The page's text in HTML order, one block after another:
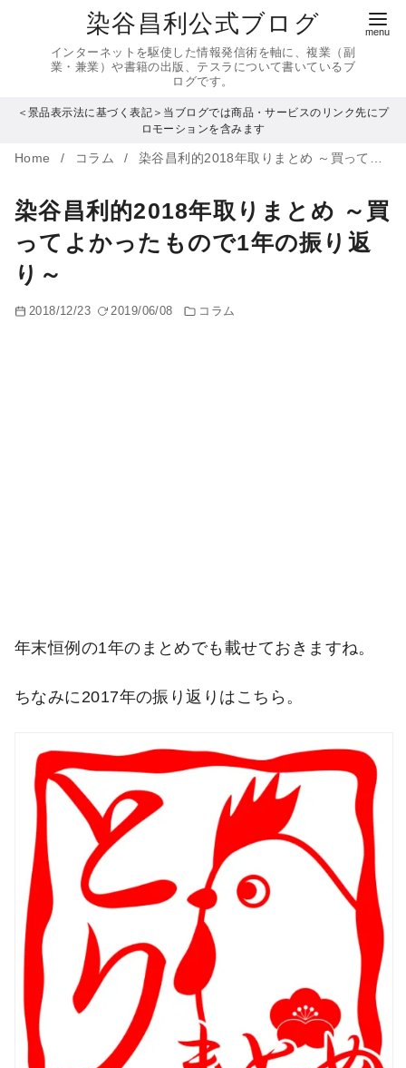
へ
動
染谷昌利公式ブログ
インターネットを駆使した情報発信術を軸に、複業（副
業・兼業）や書籍の出版、テスラについて書いているブ
ログです。
＜景品表示法に基づく表記＞当ブログでは商品・サービスのリンク先にプ
ロモーションを含みます
Home コラム 染谷昌利的2018年取りまとめ ～買ってよかったもので1年の振り返り～
染谷昌利的2018年取りまとめ ～買
ってよかったもので1年の振り返
り～
2018/12/23 2019/06/08 コラム
年末恒例の1年のまとめでも載せておきますね。
ちなみに2017年の振り返りはこちら。